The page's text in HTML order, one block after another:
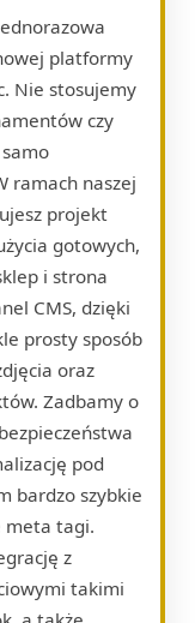
platformy
Nie stosujemy
czy
ramach naszej
projekt
gotowych,
i strona
CMS, dzięki
prosty sposób
oraz
Zadbamy o
pod
bardzo szybkie
meta tagi.
z
takimi